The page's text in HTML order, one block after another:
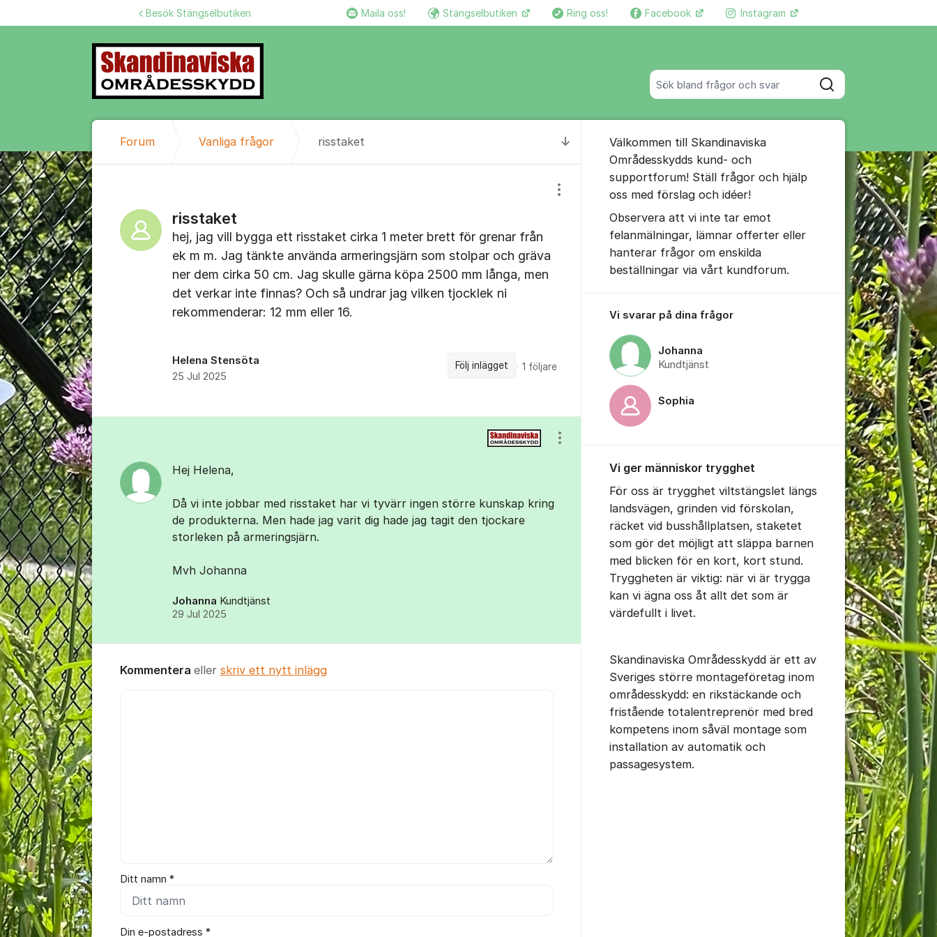
Sök bland alla inlägg
Sök
Besök Stängselbutiken Maila oss! Stängselbutiken Ring oss! Facebook Instagram Fler supportlänkar
Till senaste kommentaren
Forum Vanliga frågor risstaket
risstaket
Visa/dölj inställningar för inlägg/kommentar
hej, jag vill bygga ett risstaket cirka 1 meter brett för grenar från
ek m m. Jag tänkte använda armeringsjärn som stolpar och gräva
ner dem cirka 50 cm. Jag skulle gärna köpa 2500 mm långa, men
det verkar inte finnas? Och så undrar jag vilken tjocklek ni
rekommenderar: 12 mm eller 16.
Helena Stensöta
25 Jul 2025
Följ inlägget 1 följare
Hej Helena,
Då vi inte jobbar med risstaket har vi tyvärr ingen större kunskap kring
de produkterna. Men hade jag varit dig hade jag tagit den tjockare
storleken på armeringsjärn.
Mvh Johanna
Johanna Kundtjänst
29 Jul 2025
Visa/dölj inställningar för inlägg/kommentar
Kommentera eller skriv ett nytt inlägg
Ditt namn *
Din e-postadress *
Välkommen till Skandinaviska
Områdesskydds kund- och
supportforum! Ställ frågor och hjälp
oss med förslag och idéer!
Observera att vi inte tar emot
felanmälningar, lämnar offerter eller
hanterar frågor om enskilda
beställningar via vårt kundforum.
Vi svarar på dina frågor
Johanna
Kundtjänst
Sophia
Vi ger människor trygghet
För oss är trygghet viltstängslet längs
landsvägen, grinden vid förskolan,
räcket vid busshållplatsen, staketet
som gör det möjligt att släppa barnen
med blicken för en kort, kort stund.
Tryggheten är viktig: när vi är trygga
kan vi ägna oss åt allt det som är
värdefullt i livet.
Skandinaviska Områdesskydd är ett av
Sveriges större montageföretag inom
områdesskydd: en rikstäckande och
fristående totalentreprenör med bred
kompetens inom såväl montage som
installation av automatik och
passagesystem.